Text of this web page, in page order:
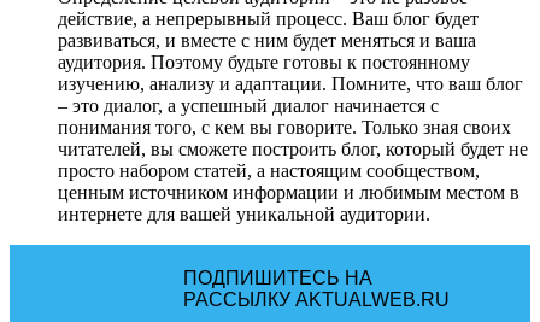
действие, а непрерывный процесс. Ваш блог будет
развиваться, и вместе с ним будет меняться и ваша
аудитория. Поэтому будьте готовы к постоянному
изучению, анализу и адаптации. Помните, что ваш блог
– это диалог, а успешный диалог начинается с
понимания того, с кем вы говорите. Только зная своих
читателей, вы сможете построить блог, который будет не
просто набором статей, а настоящим сообществом,
ценным источником информации и любимым местом в
интернете для вашей уникальной аудитории.
ПОДПИШИТЕСЬ НА
РАССЫЛКУ AKTUALWEB.RU